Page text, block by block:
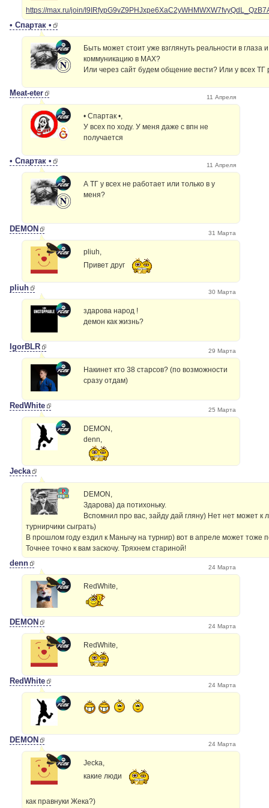
https://max.ru/join/
• Спартак •
Быть может стоит уже взглянуть реальности в глаза
коммуникацию в MAX?
Или через сайт будем общение вести? Или у всех ТГ
Meat-eter 11 Апреля
• Спартак •,
У всех по ходу. У меня даже с впн не
получается
• Спартак • 11 Апреля
А ТГ у всех не работает или только в у
меня?
DEMON 31 Марта
pliuh,
Привет друг
pliuh 30 Марта
здарова народ !
демон как жизнь?
IgorBLR 29 Марта
Накинет кто 38 старсов? (по возможности
сразу отдам)
RedWhite 25 Марта
DEMON,
denn,
Jecka
DEMON,
Здарова) да потихоньку.
Вспомнил про вас, зайду дай гляну) Нет нет может к
турнирчики сыграть)
В прошлом году ездил к Манычу на турнир) вот в апреле может тоже
Точнее точно к вам заскочу. Тряхнем стариной!
denn 24 Марта
RedWhite,
DEMON 24 Марта
RedWhite,
RedWhite 24 Марта
DEMON 24 Марта
Jecka,
какие люди
как правнуки Жека?)